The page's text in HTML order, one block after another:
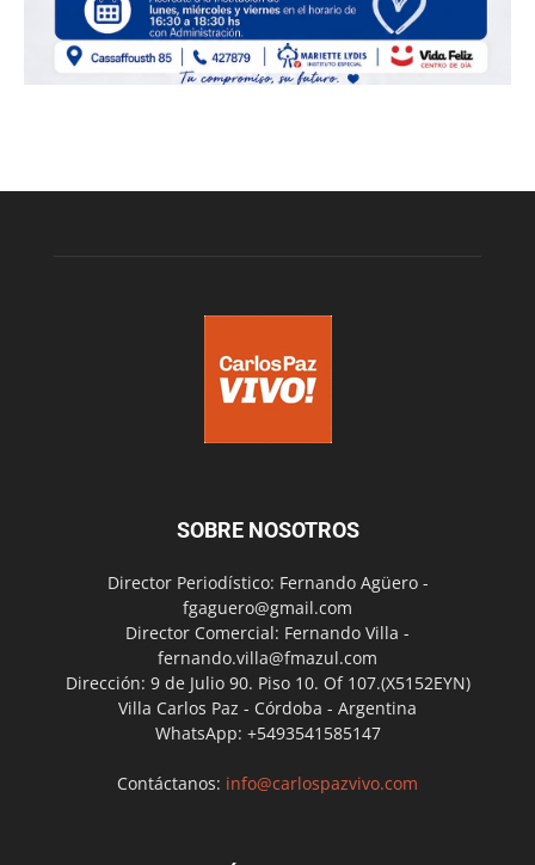
SOBRE NOSOTROS
Director Periodístico: Fernando Agüero -
fgaguero@gmail.com
Director Comercial: Fernando Villa -
fernando.villa@fmazul.com
Dirección: 9 de Julio 90. Piso 10. Of 107.(X5152EYN)
Villa Carlos Paz - Córdoba - Argentina
WhatsApp: +5493541585147
Contáctanos: info@carlospazvivo.com